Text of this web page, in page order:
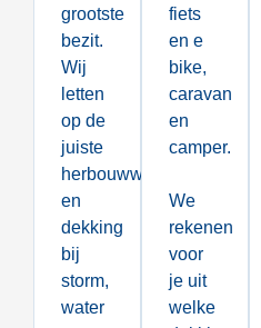
grootste
bezit.
Wij
letten
op de
juiste
herbouwwaarde
en
dekking
bij
storm,
water
fiets
en e
bike,
caravan
en
camper.
We
rekenen
voor
je uit
welke